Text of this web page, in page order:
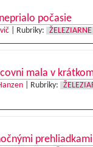
počasie
| Rubriky:
mala v
| Rubriky:
prehliadkami